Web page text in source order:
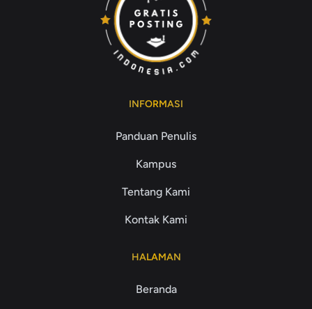
INFORMASI
Panduan Penulis
Kampus
Tentang Kami
Kontak Kami
HALAMAN
Beranda